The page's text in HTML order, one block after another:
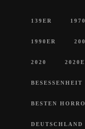
139ER
1990ER
2020
BESESSENHEIT
BESTEN
DEUTSCHLAND